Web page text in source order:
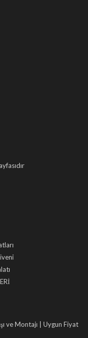
ve Montajı | Uygun Fiyat